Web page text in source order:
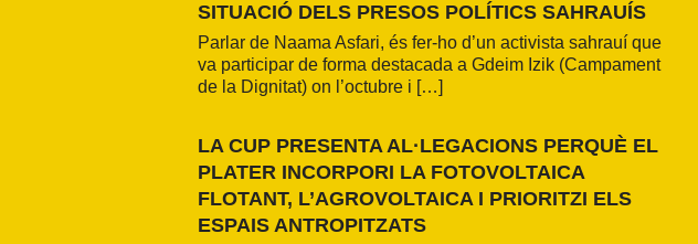
SITUACIÓ DELS PRESOS POLÍTICS SAHRAUÍS
Parlar de Naama Asfari, és fer-ho d’un activista sahrauí que
va participar de forma destacada a Gdeim Izik (Campament
de la Dignitat) on l’octubre i […]
LA CUP PRESENTA AL·LEGACIONS PERQUÈ EL
PLATER INCORPORI LA FOTOVOLTAICA
FLOTANT, L’AGROVOLTAICA I PRIORITZI ELS
ESPAIS ANTROPITZATS